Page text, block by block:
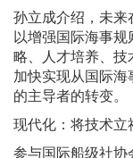
孙立成介绍，未
以增强国际海事
略、人才培养、技
加快实现从国际
的主导者的转变。
现代化：将技术立
参与国际船级社